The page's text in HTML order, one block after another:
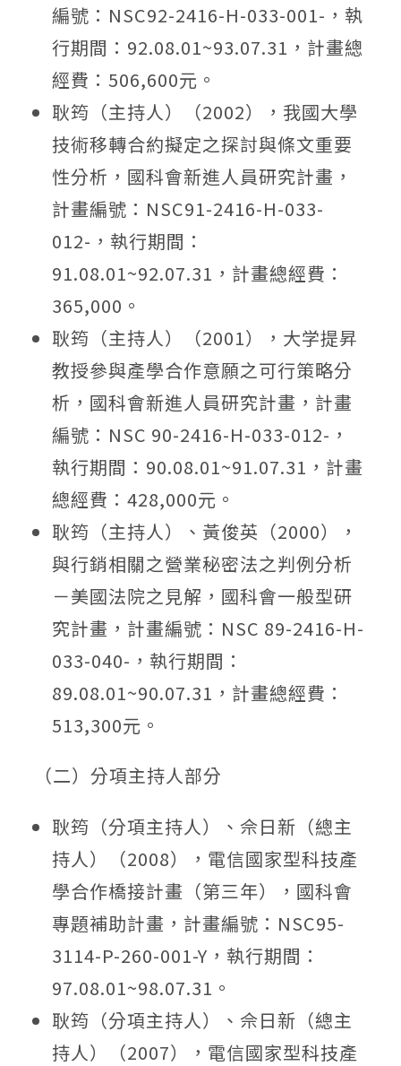
編號：NSC92-2416-H-033-001-，執
行期間：92.08.01~93.07.31，計畫總
經費：506,600元。
耿筠（主持人）（2002），我國大學
技術移轉合約擬定之探討與條文重要
性分析，國科會新進人員研究計畫，
計畫編號：NSC91-2416-H-033-
012-，執行期間：
91.08.01~92.07.31，計畫總經費：
365,000。
耿筠（主持人）（2001），大学提昇
教授參與產學合作意願之可行策略分
析，國科會新進人員研究計畫，計畫
編號：NSC 90-2416-H-033-012-，
執行期間：90.08.01~91.07.31，計畫
總經費：428,000元。
耿筠（主持人）、黃俊英（2000），
與行銷相關之營業秘密法之判例分析
－美國法院之見解，國科會一般型研
究計畫，計畫編號：NSC 89-2416-H-
033-040-，執行期間：
89.08.01~90.07.31，計畫總經費：
513,300元。
（二）分項主持人部分
耿筠（分項主持人）、佘日新（總主
持人）（2008），電信國家型科技產
學合作橋接計畫（第三年），國科會
專題補助計畫，計畫編號：NSC95-
3114-P-260-001-Y，執行期間：
97.08.01~98.07.31。
耿筠（分項主持人）、佘日新（總主
持人）（2007），電信國家型科技產